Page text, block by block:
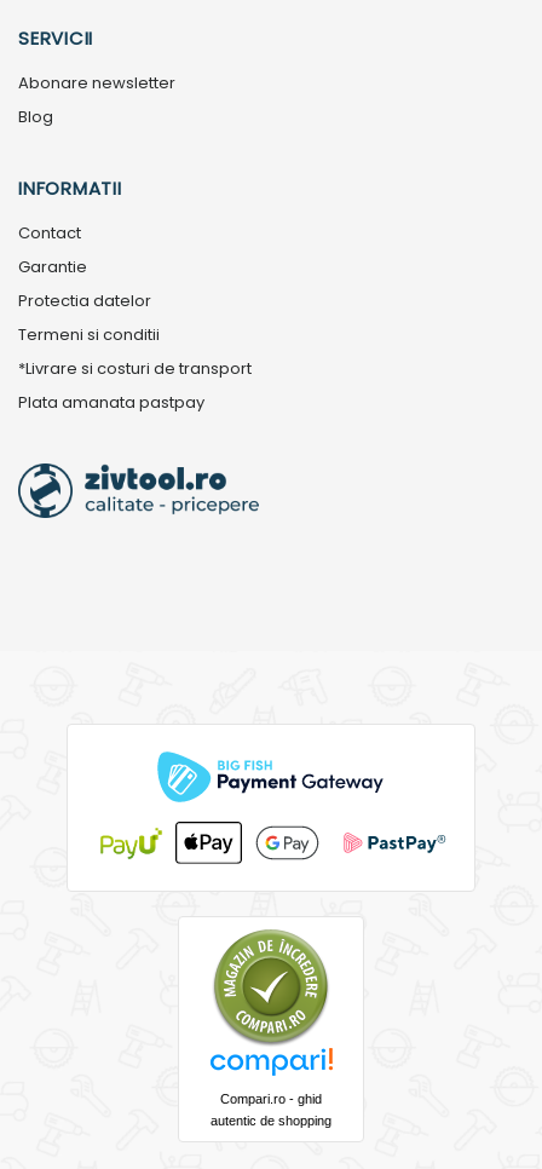
SERVICII
Abonare newsletter
Blog
INFORMATII
Contact
Garantie
Protectia datelor
Termeni si conditii
*Livrare si costuri de transport
Plata amanata pastpay
Compari.ro - ghid
autentic de shopping